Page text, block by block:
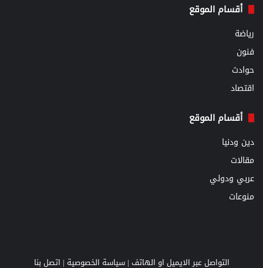
أقسام الموقع
رياضة
فنون
حوادث
اقتصاد
أقسام الموقع
دين ودنيا
مقالات
عربي ودولي
منوعات
التواصل عبر الايميل او الهاتف |سياسة الخصوصية | اتصل بنا